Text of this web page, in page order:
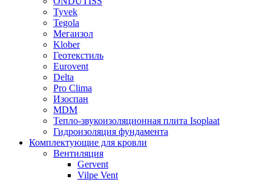
Tyvek
Tegola
Мегаизол
Klober
Геотекстиль
Eurovent
Delta
Pro Clima
Изоспан
MDM
Тепло-звукоизоляционная плита Isoplaat
Гидроизоляция фундамента
Комплектующие для кровли
Вентиляция
Gervent
Vilpe Vent